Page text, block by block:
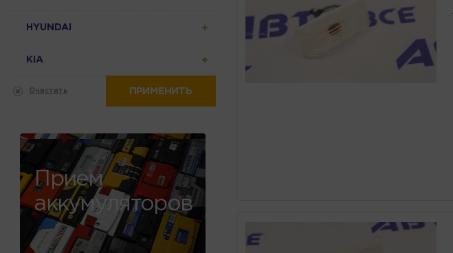
HYUNDAI
KIA
Очистить ПРИМЕНИТЬ
Прием
аккумуляторов